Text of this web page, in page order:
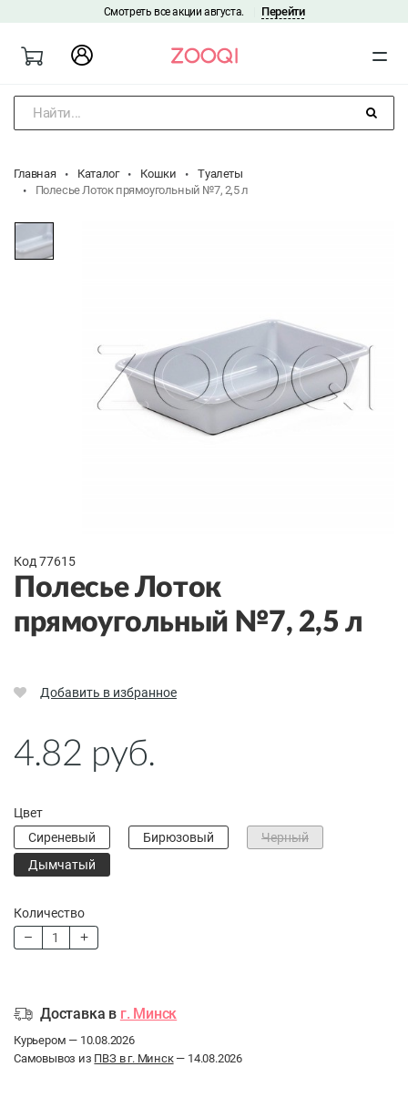
Смотреть все акции августа. Перейти
Найти...
Главная Каталог Кошки
Туалеты
Полесье Лоток прямоугольный №7, 2,5 л
Код 77615
Полесье Лоток
прямоугольный №7, 2,5 л
Добавить в избранное
4.82 руб.
Цвет
Сиреневый
Бирюзовый
Черный
Дымчатый
Количество
Доставка в г. Минск
Курьером — 10.08.2026
Самовывоз из ПВЗ в г. Минск— 14.08.2026